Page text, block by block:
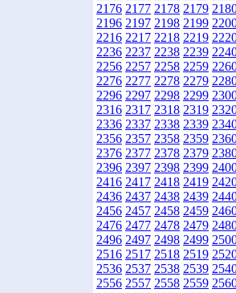
2176 2177 2178 2179
2196 2197 2198 2199
2216 2217 2218 2219
2236 2237 2238 2239
2256 2257 2258 2259
2276 2277 2278 2279
2296 2297 2298 2299
2316 2317 2318 2319
2336 2337 2338 2339
2356 2357 2358 2359
2376 2377 2378 2379
2396 2397 2398 2399
2416 2417 2418 2419
2436 2437 2438 2439
2456 2457 2458 2459
2476 2477 2478 2479
2496 2497 2498 2499
2516 2517 2518 2519
2536 2537 2538 2539
2556 2557 2558 2559